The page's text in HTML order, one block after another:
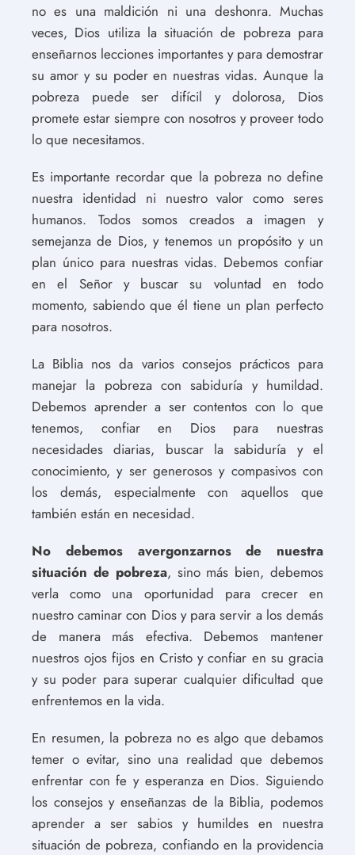
no es una maldición ni una deshonra. Muchas
veces, Dios utiliza la situación de pobreza para
enseñarnos lecciones importantes y para demostrar
su amor y su poder en nuestras vidas. Aunque la
pobreza puede ser difícil y dolorosa, Dios
promete estar siempre con nosotros y proveer todo
lo que necesitamos.
Es importante recordar que la pobreza no define
nuestra identidad ni nuestro valor como seres
humanos. Todos somos creados a imagen y
semejanza de Dios, y tenemos un propósito y un
plan único para nuestras vidas. Debemos confiar
en el Señor y buscar su voluntad en todo
momento, sabiendo que él tiene un plan perfecto
para nosotros.
La Biblia nos da varios consejos prácticos para
manejar la pobreza con sabiduría y humildad.
Debemos aprender a ser contentos con lo que
tenemos, confiar en Dios para nuestras
necesidades diarias, buscar la sabiduría y el
conocimiento, y ser generosos y compasivos con
los demás, especialmente con aquellos que
también están en necesidad.
No debemos avergonzarnos de nuestra
situación de pobreza, sino más bien, debemos
verla como una oportunidad para crecer en
nuestro caminar con Dios y para servir a los demás
de manera más efectiva. Debemos mantener
nuestros ojos fijos en Cristo y confiar en su gracia
y su poder para superar cualquier dificultad que
enfrentemos en la vida.
En resumen, la pobreza no es algo que debamos
temer o evitar, sino una realidad que debemos
enfrentar con fe y esperanza en Dios. Siguiendo
los consejos y enseñanzas de la Biblia, podemos
aprender a ser sabios y humildes en nuestra
situación de pobreza, confiando en la providencia